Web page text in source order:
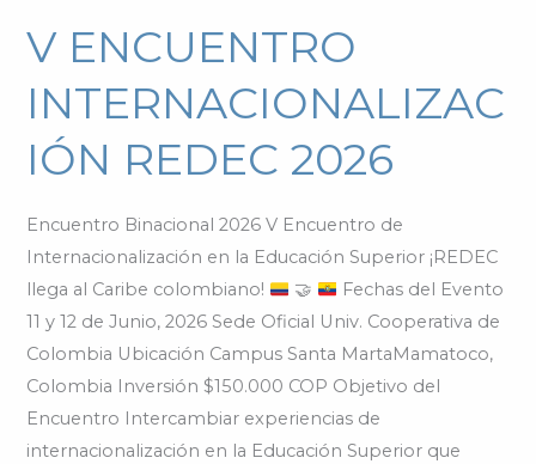
V ENCUENTRO
INTERNACIONALIZAC
IÓN REDEC 2026
Encuentro Binacional 2026 V Encuentro de
Internacionalización en la Educación Superior ¡REDEC
llega al Caribe colombiano!
🤝
Fechas del Evento
11 y 12 de Junio, 2026 Sede Oficial Univ. Cooperativa de
Colombia Ubicación Campus Santa MartaMamatoco,
Colombia Inversión $150.000 COP Objetivo del
Encuentro Intercambiar experiencias de
internacionalización en la Educación Superior que
V
ENCUENTRO
INTERNACIONALIZACIÓN
2026